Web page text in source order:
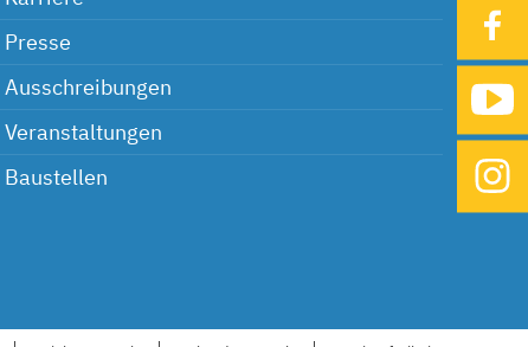
Presse
Ausschreibungen
Veranstaltungen
Baustellen